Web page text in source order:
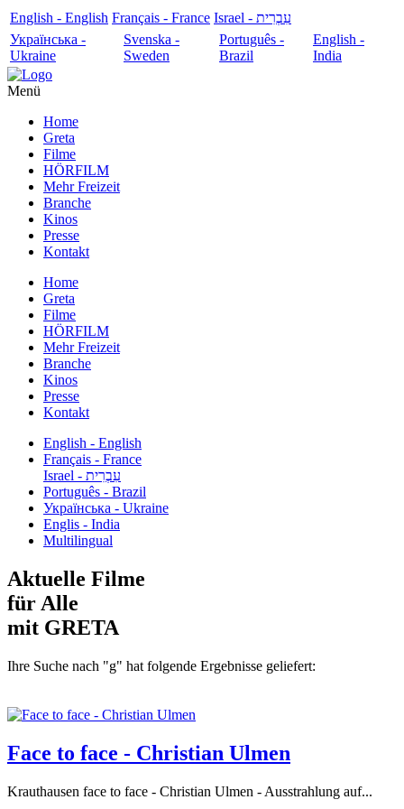
English - English Français - France
עִבְרִית - Israel
Українська -
Ukraine
Svenska -
Sweden
Português -
Brazil
English -
India
Menü
Home
Greta
Filme
HÖRFILM
Mehr Freizeit
Branche
Kinos
Presse
Kontakt
Home
Greta
Filme
HÖRFILM
Mehr Freizeit
Branche
Kinos
Presse
Kontakt
English - English
Français - France
עִבְרִית - Israel
Português - Brazil
Українська - Ukraine
Englis - India
Multilingual
Aktuelle Filme
für Alle
mit GRETA
Ihre Suche nach "g" hat folgende Ergebnisse geliefert:
Face to face - Christian Ulmen
Krauthausen face to face - Christian Ulmen - Ausstrahlung auf...